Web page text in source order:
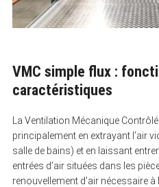
VMC simple flux :
caractéristiques
La Ventilation Mécanique
principalement en extrayant l’air
salle de bains) et en laissant
entrées d’air situées dans les
renouvellement d’air nécessaire à